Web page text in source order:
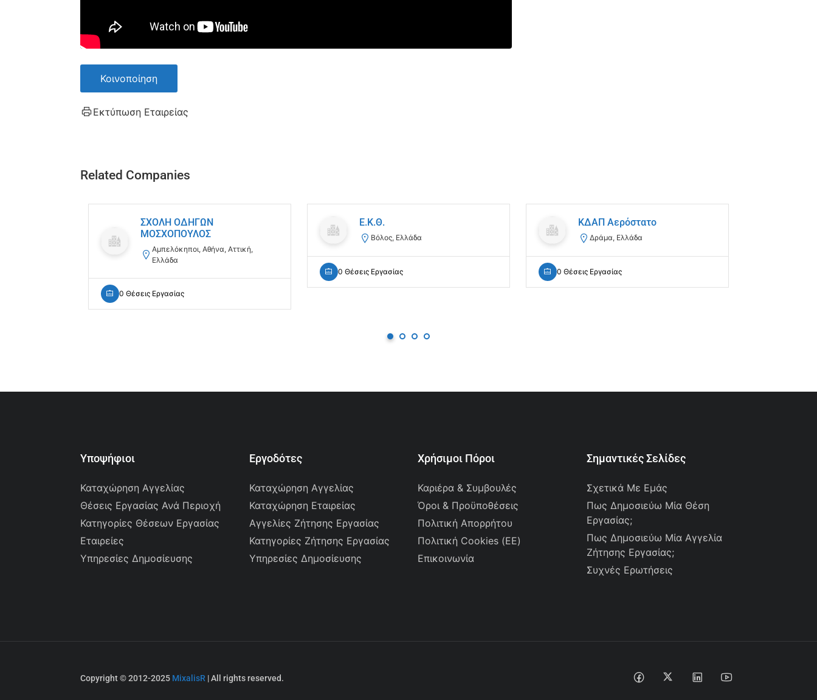
Κοινοποίηση
Εκτύπωση Εταιρείας
Related Companies
ΣΧΟΛΗ ΟΔΗΓΩΝ
ΜΟΣΧΟΠΟΥΛΟΣ
Αμπελόκηποι, Αθήνα, Αττική,
Ελλάδα
0 Θέσεις Εργασίας
Ε.Κ.Θ.
Βόλος, Ελλάδα
0 Θέσεις Εργασίας
ΚΔΑΠ Αερόστατο
Δράμα, Ελλάδα
0 Θέσεις Εργασίας
Υποψήφιοι
Καταχώρηση Αγγελίας
Θέσεις Εργασίας Ανά Περιοχή
Κατηγορίες Θέσεων Εργασίας
Εταιρείες
Υπηρεσίες Δημοσίευσης
Εργοδότες
Καταχώρηση Αγγελίας
Καταχώρηση Εταιρείας
Αγγελίες Ζήτησης Εργασίας
Κατηγορίες Ζήτησης Εργασίας
Υπηρεσίες Δημοσίευσης
Χρήσιμοι Πόροι
Καριέρα & Συμβουλές
Όροι & Προϋποθέσεις
Πολιτική Απορρήτου
Πολιτική Cookies (ΕΕ)
Επικοινωνία
Σημαντικές Σελίδες
Σχετικά Με Εμάς
Πως Δημοσιεύω Μία Θέση
Εργασίας;
Πως Δημοσιεύω Μία Αγγελία
Ζήτησης Εργασίας;
Συχνές Ερωτήσεις
Copyright © 2012-2025 MixalisR | All rights reserved.